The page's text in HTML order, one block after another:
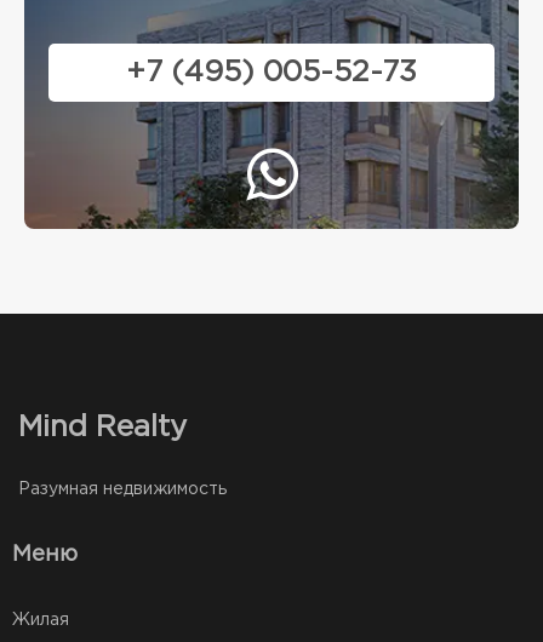
+7 (495) 005-52-73
Mind Realty
Разумная недвижимость
Меню
Жилая